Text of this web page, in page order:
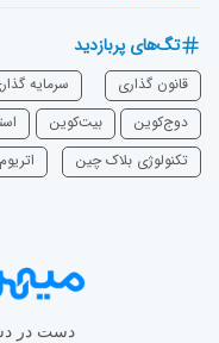
تگ‌های پربازدید
قانون گذاری سرمایه‌
دوج‌کوین
بیت‌کوین
تکنولوژی بلاک چین
اتریوم
دست در